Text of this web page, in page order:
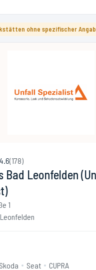
ohne spezifischer
4.6(178)
Bad Leonfelden
1
Skoda Seat CUPRA